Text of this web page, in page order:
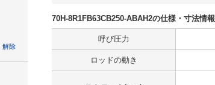
解除
70H-8R1FB63CB250-ABAH2の仕様・寸法情報
呼び圧力
ロッドの動き